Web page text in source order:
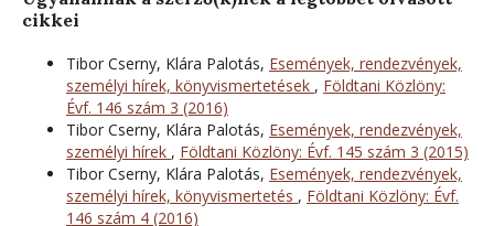
cikkei
Tibor Cserny, Klára Palotás, Események, rendezvények,
személyi hírek, könyvismertetések , Földtani Közlöny:
Évf. 146 szám 3 (2016)
Tibor Cserny, Klára Palotás, Események, rendezvények,
személyi hírek , Földtani Közlöny: Évf. 145 szám 3 (2015)
Tibor Cserny, Klára Palotás, Események, rendezvények,
személyi hírek, könyvismertetés , Földtani Közlöny: Évf.
146 szám 4 (2016)